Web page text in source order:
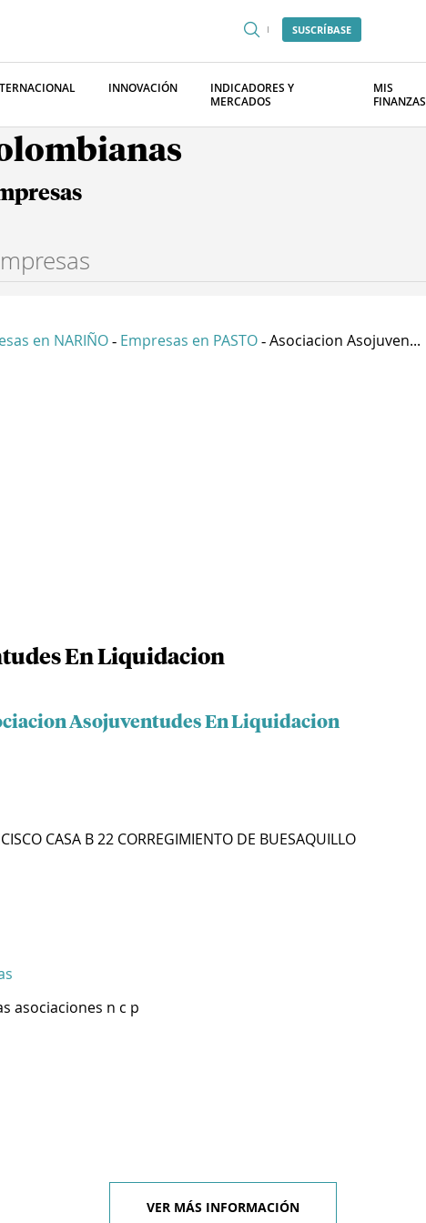
SUSCRÍBASE
INNOVACIÓN
INDICADORES Y
MERCADOS
MIS
FINANZAS
en NARIÑO - Empresas en PASTO - Asociacion Asojuven...
En Liquidacion
Asojuventudes En Liquidacion
CASA B 22 CORREGIMIENTO DE BUESAQUILLO
asociaciones n c p
VER MÁS INFORMACIÓN